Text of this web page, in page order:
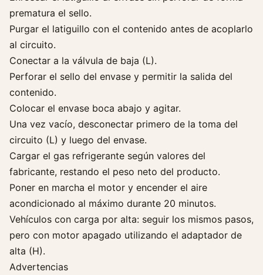
d
a
d
prematura el sello.
Purgar el latiguillo con el contenido antes de acoplarlo
al circuito.
Conectar a la válvula de baja (L).
Perforar el sello del envase y permitir la salida del
contenido.
Colocar el envase boca abajo y agitar.
Una vez vacío, desconectar primero de la toma del
circuito (L) y luego del envase.
Cargar el gas refrigerante según valores del
fabricante, restando el peso neto del producto.
Poner en marcha el motor y encender el aire
acondicionado al máximo durante 20 minutos.
Vehículos con carga por alta: seguir los mismos pasos,
pero con motor apagado utilizando el adaptador de
alta (H).
Advertencias